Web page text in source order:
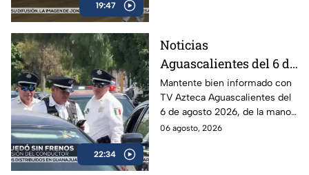
19:47
22:34
Noticias
Aguascalientes del 6 de
agosto 2026
Mantente bien informado con
TV Azteca Aguascalientes del
6 de agosto 2026, de la mano
de Roberta Sánchez.
06 agosto, 2026